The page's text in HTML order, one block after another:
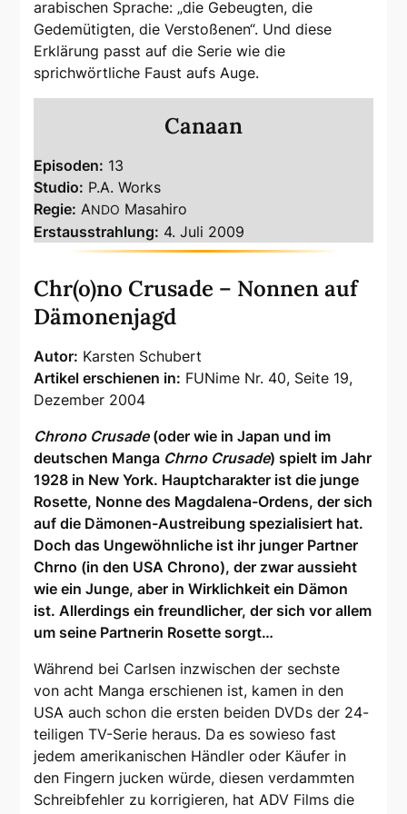
arabischen Sprache: „die Gebeugten, die
Gedemütigten, die Verstoßenen“. Und diese
Erklärung passt auf die Serie wie die
sprichwörtliche Faust aufs Auge.
Canaan
Episoden: 13
Studio: P.A. Works
Regie: ANDO Masahiro
Erstausstrahlung: 4. Juli 2009
Chr(o)no Crusade – Nonnen auf
Dämonenjagd
Autor: Karsten Schubert
Artikel erschienen in: FUNime Nr. 40, Seite 19,
Dezember 2004
Chrono Crusade(oder wie in Japan und im
deutschen Manga Chrno Crusade) spielt im Jahr
1928 in New York. Hauptcharakter ist die junge
Rosette, Nonne des Magdalena-Ordens, der sich
auf die Dämonen-Austreibung spezialisiert hat.
Doch das Ungewöhnliche ist ihr junger Partner
Chrno (in den USA Chrono), der zwar aussieht
wie ein Junge, aber in Wirklichkeit ein Dämon
ist. Allerdings ein freundlicher, der sich vor allem
um seine Partnerin Rosette sorgt…
Während bei Carlsen inzwischen der sechste
von acht Manga erschienen ist, kamen in den
USA auch schon die ersten beiden DVDs der 24-
teiligen TV-Serie heraus. Da es sowieso fast
jedem amerikanischen Händler oder Käufer in
den Fingern jucken würde, diesen verdammten
Schreibfehler zu korrigieren, hat ADV Films die